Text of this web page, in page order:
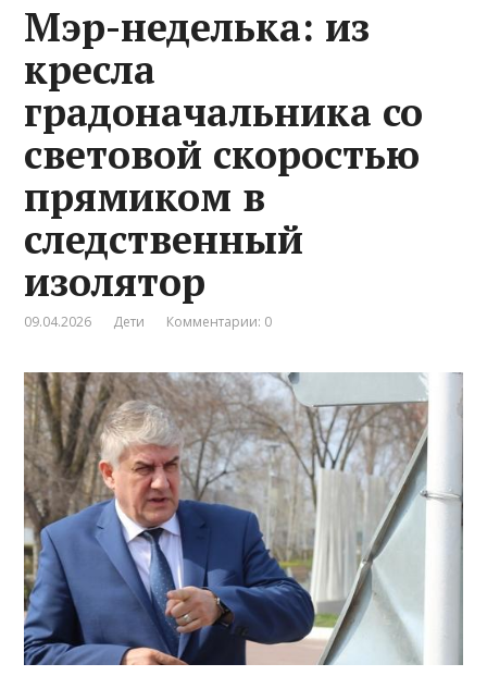
Мэр-неделька: из
кресла
градоначальника со
световой скоростью
прямиком в
следственный
изолятор
09.04.2026 Дети Комментарии: 0